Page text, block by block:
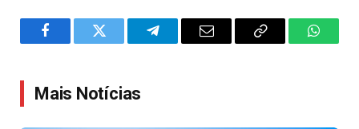
FacebookTwitter TelegramEmail
Copy
Mais Notícias